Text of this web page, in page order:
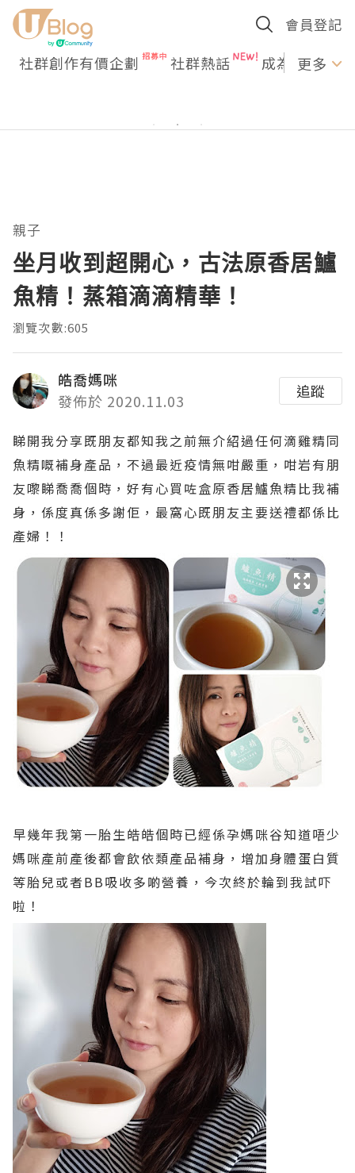
會員登記
社群創作有價企劃 社群熱話 成為U更多
親子
坐月收到超開心，古法原香居鱸
魚精！蒸箱滴滴精華！
瀏覽次數:605
皓喬媽咪
發佈於 2020.11.03
追蹤
睇開我分享既朋友都知我之前無介紹過任何滴雞精同
魚精嘅補身產品，不過最近疫情無咁嚴重，咁岩有朋
友嚟睇喬喬個時，好有心買咗盒原香居鱸魚精比我補
身，係度真係多謝佢，最窩心既朋友主要送禮都係比
產婦！！
早幾年我第一胎生皓皓個時已經係孕媽咪谷知道唔少
媽咪產前產後都會飲依類產品補身，增加身體蛋白質
等胎兒或者BB吸收多啲營養，今次終於輪到我試吓
啦！